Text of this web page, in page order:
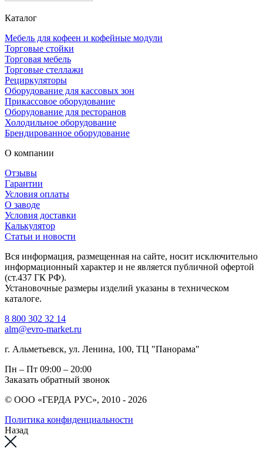
Каталог
Мебель для кофеен и кофейные модули
Торговые стойки
Торговая мебель
Торговые стеллажи
Рециркуляторы
Оборудование для кассовых зон
Прикассовое оборудование
Оборудование для ресторанов
Холодильное оборудование
Брендированное оборудование
О компании
Отзывы
Гарантии
Условия оплаты
О заводе
Условия доставки
Калькулятор
Статьи и новости
Вся информация, размещенная на сайте, носит исключительно
информационный характер и не является публичной офертой
(ст.437 ГК РФ).
Установочные размеры изделий указаны в техническом
каталоге.
8 800 302 32 14
alm@evro-market.ru
г. Альметьевск, ул. Ленина, 100, ТЦ "Панорама"
Пн – Пт 09:00 – 20:00
Заказать обратный звонок
© ООО «ГЕРДА РУС», 2010 - 2026
Политика конфиденциальности
Назад